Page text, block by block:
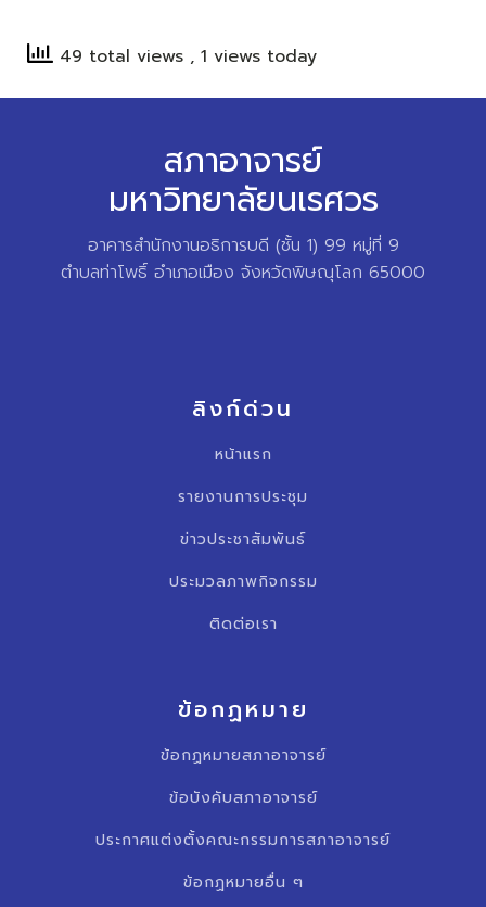
49 total views , 1 views today
สภาอาจารย์
มหาวิทยาลัยนเรศวร
อาคารสำนักงานอธิการบดี (ชั้น 1) 99 หมู่ที่ 9
ตำบลท่าโพธิ์ อำเภอเมือง จังหวัดพิษณุโลก 65000
ลิงก์ด่วน
หน้าแรก
รายงานการประชุม
ข่าวประชาสัมพันธ์
ประมวลภาพกิจกรรม
ติดต่อเรา
ข้อกฏหมาย
ข้อกฏหมายสภาอาจารย์
ข้อบังคับสภาอาจารย์
ประกาศแต่งตั้งคณะกรรมการสภาอาจารย์
ข้อกฏหมายอื่น ๆ